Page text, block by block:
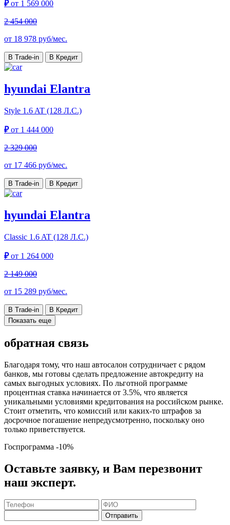
₽от 1 569 000
2 454 000
от 18 978 руб/мес.
В Trade-in В Кредит
hyundai Elantra
Style 1.6 AT (128 Л.С.)
₽от 1 444 000
2 329 000
от 17 466 руб/мес.
В Trade-in В Кредит
hyundai Elantra
Classic 1.6 AT (128 Л.С.)
₽от 1 264 000
2 149 000
от 15 289 руб/мес.
В Trade-in
В Кредит
Показать еще
обратная связь
Благодаря тому, что наш автосалон сотрудничает с рядом
банков, мы готовы сделать предложение автокредиту на
самых выгодных условиях. По льготной программе
процентная ставка начинается от 3.5%, что является
уникальными условиями кредитования на российском рынке.
Стоит отметить, что комиссий или каких-то штрафов за
досрочное погашение непредусмотренно, поскольку оно
только приветствуется.
Госпрограмма -10%
Оставьте заявку, и Вам перезвонит
наш эксперт.
Отправить